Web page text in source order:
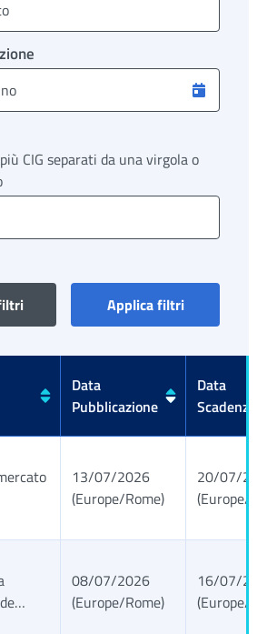
CIG separati da una virgola o
Applica filtri
Data
Pubblicazione
Data
Scadenza
le
del
13/07/2026
(Europe/Rome)
20/07/
(Europe/
08/07/2026
(Europe/Rome)
16/07/
(Europe/